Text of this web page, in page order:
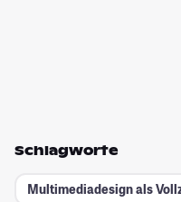
Schlagworte
Multimediadesign als